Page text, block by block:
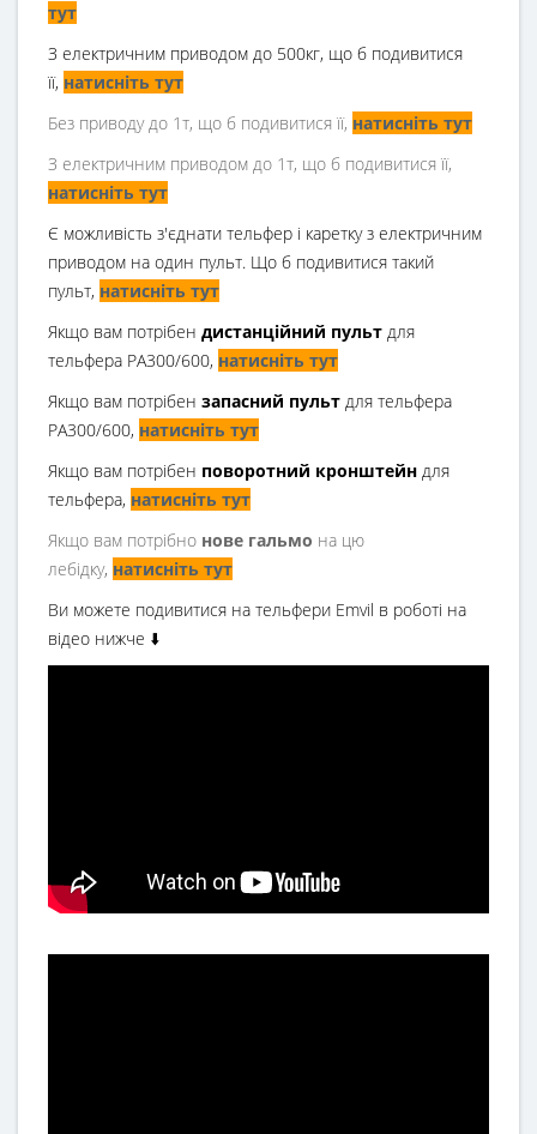
тут
З електричним приводом до 500кг, що б подивитися
її, натисніть тут
Без приводу до 1т, що б подивитися її, натисніть тут
З електричним приводом до 1т, що б подивитися її,
натисніть тут
Є можливість з'єднати тельфер і каретку з електричним
приводом на один пульт. Що б подивитися такий
пульт, натисніть тут
Якщо вам потрібен дистанційний пульт для
тельфера РА300/600, натисніть тут
Якщо вам потрібен запасний пульт для тельфера
РА300/600, натисніть тут
Якщо вам потрібен поворотний кронштейн для
тельфера, натисніть тут
Якщо вам потрібно нове гальмо на цю
лебідку, натисніть тут
Ви можете подивитися на тельфери Emvil в роботі на
відео нижче ⬇️